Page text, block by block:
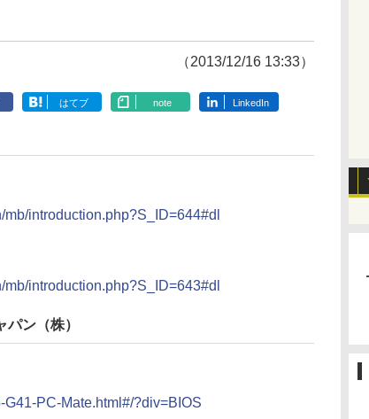
（2013/12/16 13:33）
はてブ note LinkedIn
introduction.php?S_ID=644#dl
introduction.php?S_ID=643#dl
ン（株）
PC-Mate.html#/?div=BIOS